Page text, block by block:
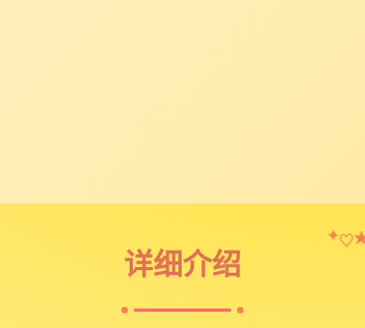
详细介绍
✦♡